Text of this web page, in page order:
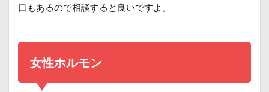
口もあるので相談すると良いですよ。
女性ホルモン